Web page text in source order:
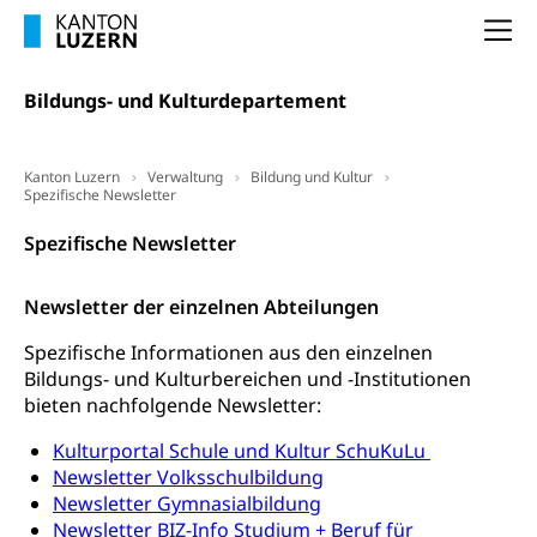
Bildungs- und Kulturdepartement
Kanton Luzern Verwaltung
Bildung und Kultur
Spezifische Newsletter
Spezifische Newsletter
Newsletter der einzelnen Abteilungen
Spezifische Informationen aus den einzelnen
Bildungs- und Kulturbereichen und -Institutionen
bieten nachfolgende Newsletter:
Kulturportal Schule und Kultur SchuKuLu
Newsletter Volksschulbildung
Newsletter Gymnasialbildung
Newsletter BIZ-Info Studium + Beruf für
Arbeitslosigkeit und Stellensuche (WAS
selbständig Erwerbender, Freiberufler
Luzern
Dienststelle Steuern - Wissenswertes
Frühpensionierung, Altersrente, berufliche
AHV-Altersrente (WAS Luzern)
Bildung und Forschung
Wissenschaftsförderung
Wissenschaft, Forschung, Entwicklung, Projekte
Pilotprojekte Klima
Innovative Projekte Landwirtschaft und
Wald
Projektförderung Universität Luzern unilu
Erwachsenenbildung und Weiterbildung
Umschulung, zweiter Bildungsweg,
Nachdiplomstudium, Zusatzlehre, Höhere
Berufsbildung, Berufsmatura nach Lehre,
Neuorientierung, Grundkompetenzen,